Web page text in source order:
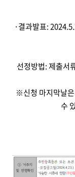
·결과발표:
선정방법:제출서
※신청 마지막날
수